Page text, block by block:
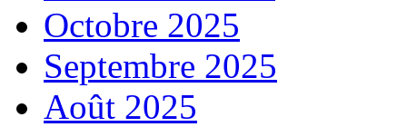
Octobre 2025
Septembre 2025
Août 2025